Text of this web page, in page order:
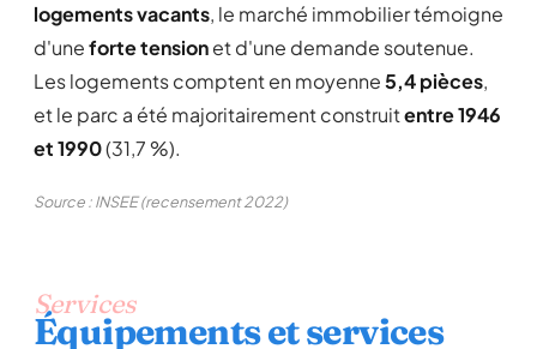
logements vacants, le marché immobilier témoigne
d'uneforte tensionet d'une demande soutenue.
Les logements comptent en moyenne5,4 pièces,
et le parc a été majoritairement construitentre 1946
et 1990(31,7 %).
Source : INSEE (recensement 2022)
Services
Équipements et services